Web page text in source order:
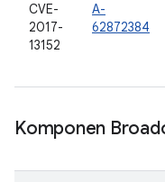
CVE-
2017-
13152
A-
62872384
Komponen